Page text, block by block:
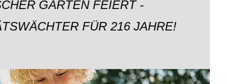
GARTEN FEIERT -
FÜR 216 JAHRE!